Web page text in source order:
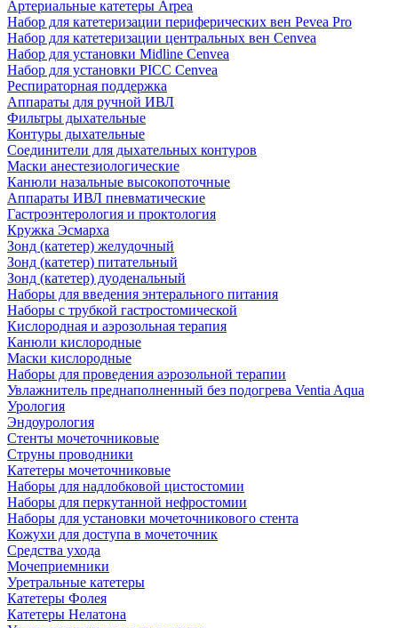
Артериальные катетеры Arpea
Набор для катетеризации периферических вен Pevea Pro
Набор для катетеризации центральных вен Cenvea
Набор для установки Midline Cenvea
Набор для установки PICC Cenvea
Респираторная поддержка
Аппараты для ручной ИВЛ
Фильтры дыхательные
Контуры дыхательные
Соединители для дыхательных контуров
Маски анестезиологические
Канюли назальные высокопоточные
Аппараты ИВЛ пневматические
Гастроэнтерология и проктология
Кружка Эсмарха
Зонд (катетер) желудочный
Зонд (катетер) питательный
Зонд (катетер) дуоденальный
Наборы для введения энтерального питания
Наборы с трубкой гастростомической
Кислородная и аэрозольная терапия
Канюли кислородные
Маски кислородные
Наборы для проведения аэрозольной терапии
Увлажнитель преднаполненный без подогрева Ventia Aqua
Урология
Эндоурология
Стенты мочеточниковые
Струны проводники
Катетеры мочеточниковые
Наборы для надлобковой цистостомии
Наборы для перкутанной нефростомии
Наборы для установки мочеточникового стента
Кожухи для доступа в мочеточник
Средства ухода
Мочеприемники
Уретральные катетеры
Катетеры Фолея
Катетеры Нелатона